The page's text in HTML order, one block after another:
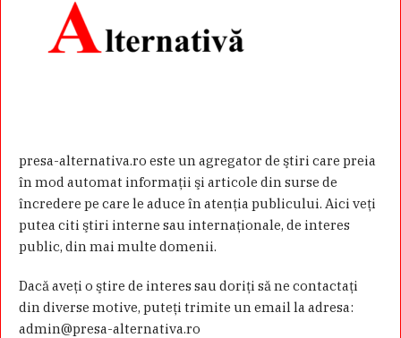
presa-alternativa.ro este un agregator de ştiri care preia
în mod automat informaţii şi articole din surse de
încredere pe care le aduce în atenţia publicului. Aici veţi
putea citi ştiri interne sau internaţionale, de interes
public, din mai multe domenii.
Dacă aveţi o ştire de interes sau doriţi să ne contactaţi
din diverse motive, puteţi trimite un email la adresa:
admin@presa-alternativa.ro